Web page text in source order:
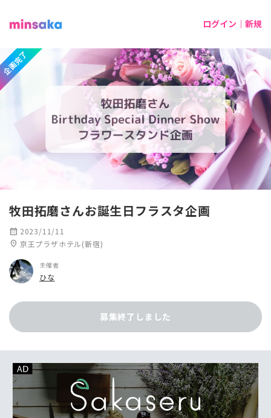
ログイン｜新規
企画完了
牧田拓磨さんお誕生日フラスタ企画
calendar_month 2023/11/11
location_on 京王プラザホテル(新宿)
主催者
ひな
募集終了しました